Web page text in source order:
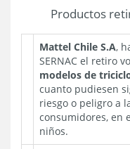
Productos
Mattel Chile S.A,
SERNAC el retiro
modelos de
cuanto pudiesen
riesgo o peligro a
consumidores, en
niños.